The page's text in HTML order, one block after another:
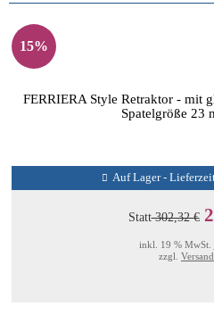
15%
FERRIERA Style Retraktor - mit
Spatelgröße 23
Auf Lager -
Statt302,32 €
inkl. 19 % MwSt.
zzgl.